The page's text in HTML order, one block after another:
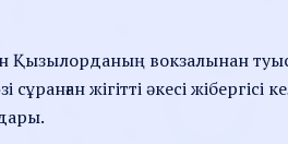
Қызылорданың вокзалынан
жігітті әкесі жібергісі